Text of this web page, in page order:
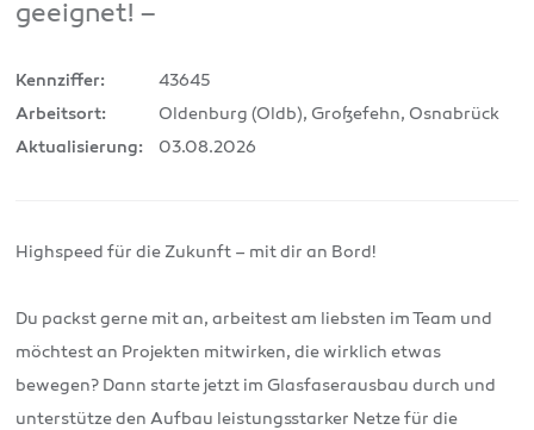
geeignet! –
Kennziffer: 43645
Arbeitsort: Oldenburg (Oldb), Großefehn, Osnabrück
Aktualisierung: 03.08.2026
Highspeed für die Zukunft – mit dir an Bord!
Du packst gerne mit an, arbeitest am liebsten im Team und
möchtest an Projekten mitwirken, die wirklich etwas
bewegen? Dann starte jetzt im Glasfaserausbau durch und
unterstütze den Aufbau leistungsstarker Netze für die